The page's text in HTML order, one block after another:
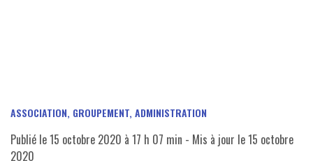
ASSOCIATION, GROUPEMENT, ADMINISTRATION
Publié le15 octobre 2020 à 17 h 07 min - Mis à jour le15 octobre
2020